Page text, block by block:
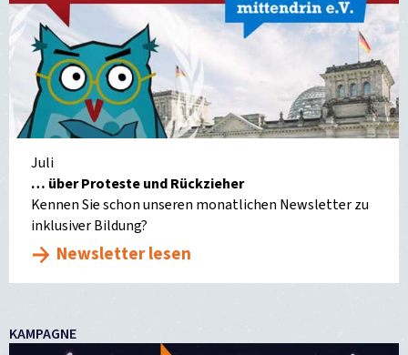
Juli
… über Proteste und Rückzieher
Kennen Sie schon unseren monatlichen Newsletter zu
inklusiver Bildung?
Newsletter lesen
KAMPAGNE